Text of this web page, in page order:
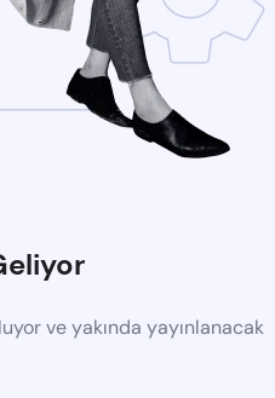
ve yakında yayınlanacak